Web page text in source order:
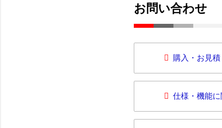
お問い合わせ
購入・お見
仕様・機能